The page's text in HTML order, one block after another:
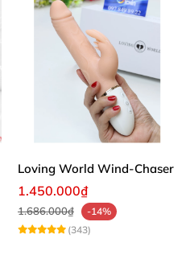
Loving World Wind-Chaser
1.450.000₫
1.686.000₫
-14%
(343)